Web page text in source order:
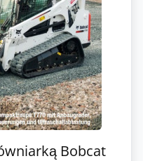
Bobcat